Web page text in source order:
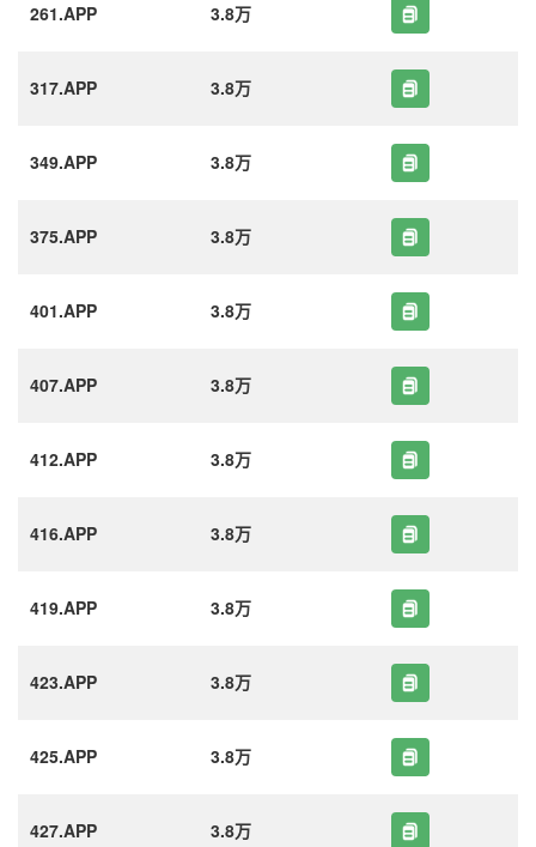
261.APP 3.8万
317.APP 3.8万
349.APP 3.8万
375.APP 3.8万
401.APP 3.8万
407.APP 3.8万
412.APP 3.8万
416.APP 3.8万
419.APP 3.8万
423.APP 3.8万
425.APP 3.8万
427.APP 3.8万